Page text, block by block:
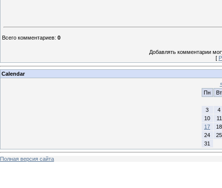
Всего комментариев: 0
Добавлять комментарии
[
Calendar
Пн
Вт
3
4
10
11
17
18
24
25
31
Полная версия сайта